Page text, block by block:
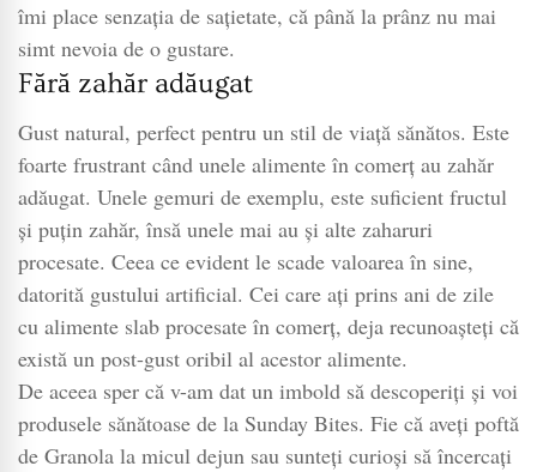
îmi place senzația de sațietate, că până la prânz nu mai
simt nevoia de o gustare.
Fără zahăr adăugat
Gust natural, perfect pentru un stil de viață sănătos. Este
foarte frustrant când unele alimente în comerț au zahăr
adăugat. Unele gemuri de exemplu, este suficient fructul
și puțin zahăr, însă unele mai au și alte zaharuri
procesate. Ceea ce evident le scade valoarea în sine,
datorită gustului artificial. Cei care ați prins ani de zile
cu alimente slab procesate în comerț, deja recunoașteți că
există un post-gust oribil al acestor alimente.
De aceea sper că v-am dat un imbold să descoperiți și voi
produsele sănătoase de la Sunday Bites. Fie că aveți poftă
de Granola la micul dejun sau sunteți curioși să încercați